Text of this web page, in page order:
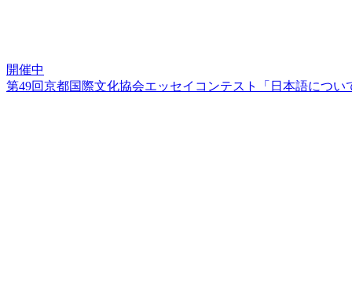
開催中
第49回京都国際文化協会エッセイコンテスト「日本語につい